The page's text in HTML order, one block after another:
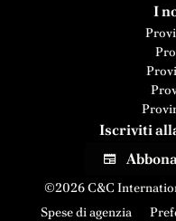
I
Iscriviti
©2026 C&C
Spese di agenzia